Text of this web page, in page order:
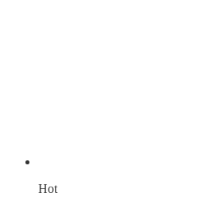
Hot